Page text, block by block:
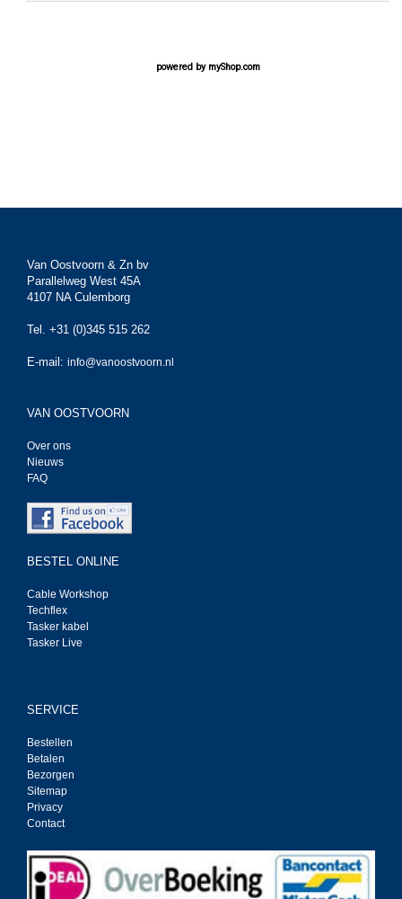
powered by myShop.com
Van Oostvoorn & Zn bv
Parallelweg West 45A
4107 NA Culemborg
Tel. +31 (0)345 515 262
E-mail: info@vanoostvoorn.nl
VAN OOSTVOORN
Over ons
Nieuws
FAQ
BESTEL ONLINE
Cable Workshop
Techflex
Tasker kabel
Tasker Live
SERVICE
Bestellen
Betalen
Bezorgen
Sitemap
Privacy
Contact